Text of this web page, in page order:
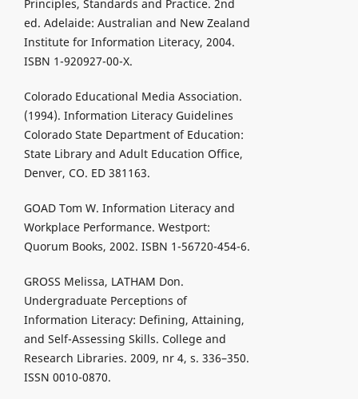
Principles, Standards and Practice. 2nd
ed. Adelaide: Australian and New Zealand
Institute for Information Literacy, 2004.
ISBN 1-920927-00-X.
Colorado Educational Media Association.
(1994). Information Literacy Guidelines
Colorado State Department of Education:
State Library and Adult Education Office,
Denver, CO. ED 381163.
GOAD Tom W. Information Literacy and
Workplace Performance. Westport:
Quorum Books, 2002. ISBN 1-56720-454-6.
GROSS Melissa, LATHAM Don.
Undergraduate Perceptions of
Information Literacy: Defining, Attaining,
and Self-Assessing Skills. College and
Research Libraries. 2009, nr 4, s. 336–350.
ISSN 0010-0870.